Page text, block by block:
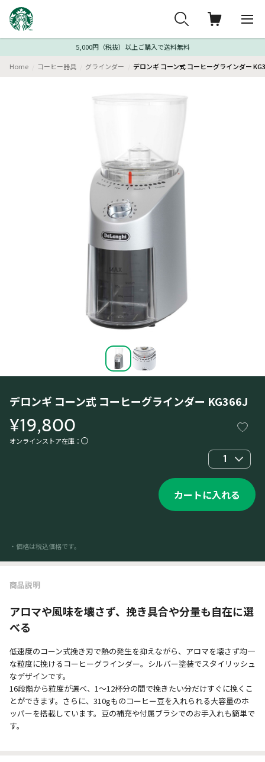
5,000円（税抜）以上ご購入で送料無料
Home コーヒー器具 グラインダー デロンギ コーン式 コーヒーグラインダー
デロンギ コーン式 コーヒーグラインダー KG366J
¥19,800
オンラインストア在庫：
1
カートに入れる
・価格は税込価格です。
商品説明
アロマや風味を壊さず、挽き具合や分量も自在に選
べる
低速度のコーン式挽き刃で熱の発生を抑えながら、アロマを壊さず均一
な粒度に挽けるコーヒーグラインダー。シルバー塗装でスタイリッシュ
なデザインです。
16段階から粒度が選べ、1～12杯分の間で挽きたい分だけすぐに挽くこ
とができます。さらに、310gものコーヒー豆を入れられる大容量のホ
ッパーを搭載しています。豆の補充や付属ブラシでのお手入れも簡単で
す。